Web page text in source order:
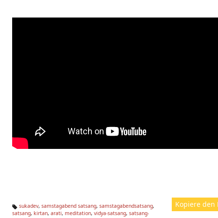
Kopiere den
Ta
sukadev, samstagabend satsang, samstagabendsatsang,
satsang, kirtan, arati, meditation, vidya-satsang, satsang-